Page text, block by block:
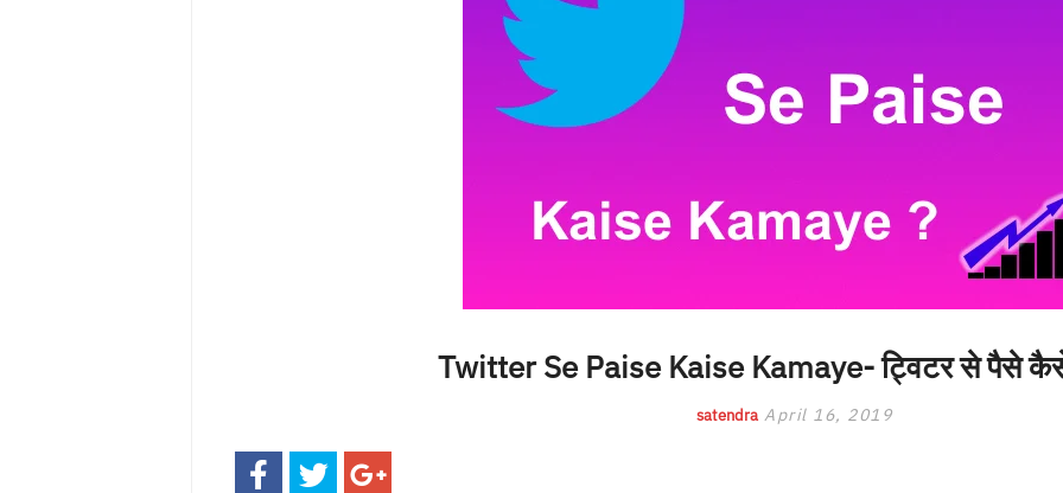
Twitter Se Paise Kaise Kamaye- ट्विटर से पैसे
satendra April 16, 2019